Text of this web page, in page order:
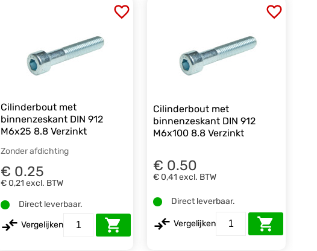
Cilinderbout met
binnenzeskant DIN 912
M6x25 8.8 Verzinkt
Zonder afdichting
€ 0.25
€ 0,21 excl. BTW
Direct leverbaar.
Vergelijken
Cilinderbout met
binnenzeskant DIN 912
M6x100 8.8 Verzinkt
€ 0.50
€ 0,41 excl. BTW
Direct leverbaar.
Vergelijken